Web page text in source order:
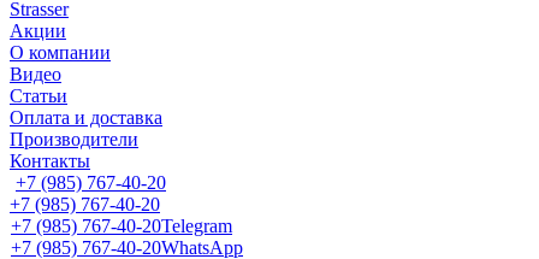
Strasser
Акции
О компании
Видео
Статьи
Оплата и доставка
Производители
Контакты
+7 (985) 767-40-20
+7 (985) 767-40-20
+7 (985) 767-40-20Telegram
+7 (985) 767-40-20WhatsApp